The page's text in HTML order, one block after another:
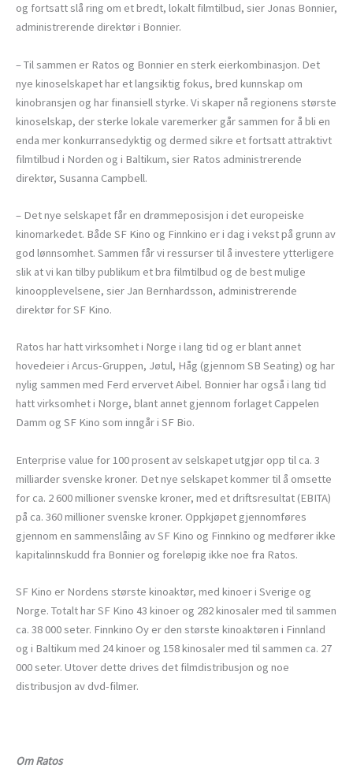
og fortsatt slå ring om et bredt, lokalt filmtilbud, sier Jonas Bonnier,
administrerende direktør i Bonnier.
– Til sammen er Ratos og Bonnier en sterk eierkombinasjon. Det
nye kinoselskapet har et langsiktig fokus, bred kunnskap om
kinobransjen og har finansiell styrke. Vi skaper nå regionens største
kinoselskap, der sterke lokale varemerker går sammen for å bli en
enda mer konkurransedyktig og dermed sikre et fortsatt attraktivt
filmtilbud i Norden og i Baltikum, sier Ratos administrerende
direktør, Susanna Campbell.
– Det nye selskapet får en drømmeposisjon i det europeiske
kinomarkedet. Både SF Kino og Finnkino er i dag i vekst på grunn av
god lønnsomhet. Sammen får vi ressurser til å investere ytterligere
slik at vi kan tilby publikum et bra filmtilbud og de best mulige
kinoopplevelsene, sier Jan Bernhardsson, administrerende
direktør for SF Kino.
Ratos har hatt virksomhet i Norge i lang tid og er blant annet
hovedeier i Arcus-Gruppen, Jøtul, Håg (gjennom SB Seating) og har
nylig sammen med Ferd ervervet Aibel. Bonnier har også i lang tid
hatt virksomhet i Norge, blant annet gjennom forlaget Cappelen
Damm og SF Kino som inngår i SF Bio.
Enterprise value for 100 prosent av selskapet utgjør opp til ca. 3
milliarder svenske kroner. Det nye selskapet kommer til å omsette
for ca. 2 600 millioner svenske kroner, med et driftsresultat (EBITA)
på ca. 360 millioner svenske kroner. Oppkjøpet gjennomføres
gjennom en sammenslåing av SF Kino og Finnkino og medfører ikke
kapitalinnskudd fra Bonnier og foreløpig ikke noe fra Ratos.
SF Kino er Nordens største kinoaktør, med kinoer i Sverige og
Norge. Totalt har SF Kino 43 kinoer og 282 kinosaler med til sammen
ca. 38 000 seter. Finnkino Oy er den største kinoaktøren i Finnland
og i Baltikum med 24 kinoer og 158 kinosaler med til sammen ca. 27
000 seter. Utover dette drives det filmdistribusjon og noe
distribusjon av dvd-filmer.
Om Ratos